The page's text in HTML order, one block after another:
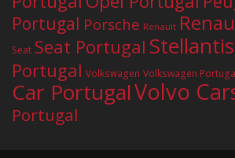
Portugal Porsche Renault
Seat Seat Portugal Stellantis
Portugal Volkswagen Volkswagen
Car PortugalVolvo
Portugal